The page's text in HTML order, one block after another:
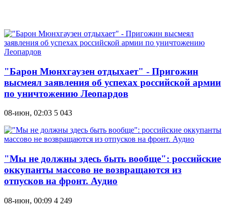
"Барон Мюнхгаузен отдыхает" - Пригожин
высмеял заявления об успехах российской армии
по уничтожению Леопардов
08-июн, 02:03 5 043
"Мы не должны здесь быть вообще": российские
оккупанты массово не возвращаются из
отпусков на фронт. Аудио
08-июн, 00:09 4 249